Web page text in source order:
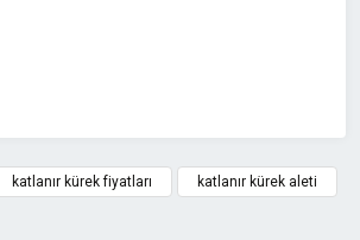
katlanır kürek fiyatları katlanır kürek aleti